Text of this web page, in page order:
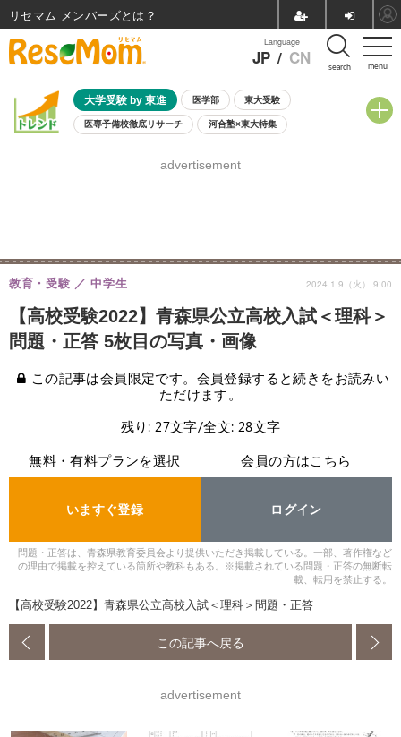
menu
Language
JP / CN search
大学受験 by 東進 医学部 東大受験
医専予備校徹底リサーチ 河合塾×東大特集
8月開催学校説明会・相談会
advertisement
【高校受験2022】青森県公立高校入試＜理科＞
問題・正答 5枚目の写真・画像
教育・受験 中学生 2024.1.9（火） 9:00
この記事は会員限定です。会員登録すると続きをお読みい
ただけます。
残り: 27文字/全文: 28文字
無料・有料プランを選択
いますぐ登録
会員の方はこちら
ログイン
問題・正答は、青森県教育委員会より提供いただき掲載している。一部、著作権など
の理由で掲載を控えている箇所や教科もある。※掲載されている問題・正答の無断転
載、転用を禁止する。
【高校受験2022】青森県公立高校入試＜理科＞問題・正答
この記事へ戻る
advertisement
リセマム メンバーズ